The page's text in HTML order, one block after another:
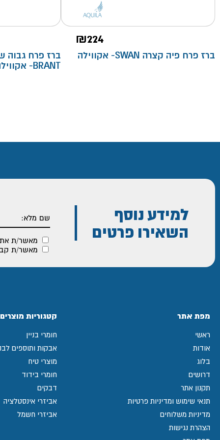
₪224
ברז פרח פיה קצרה SWAN- אקווילה
ברז פרח גבוה
BRANT- אקווילה פרימיום
למידע נוסף
השאירו פרטים
מאשר/ת
מאשר/ת
מפת אתר
ראשי
אודות
בלוג
דרושים
תקנון אתר
תנאי שימוש ומדיניות פרטיות
מדיניות משלוחים
הצהרת נגישות
קטגוריות מוצרים
חומרי בניין
אבקות ותוספים
מוצרי טיח
חומרי בידוד
דבקים
אביזרי אינסטלציה
אביזרי חשמל